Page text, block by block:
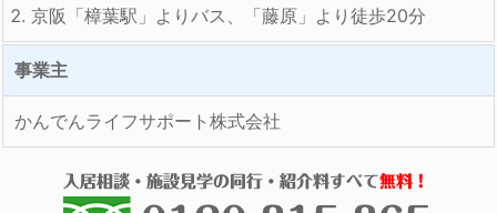
京阪「樟葉駅」よりバス、「藤原」より徒歩20分
事業主
かんでんライフサポート株式会社